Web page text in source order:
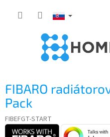
FIBARO
Pack
FIBEFGT-START